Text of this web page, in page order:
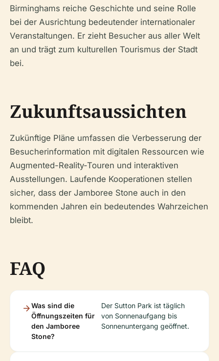
Birminghams reiche Geschichte und seine Rolle
bei der Ausrichtung bedeutender internationaler
Veranstaltungen. Er zieht Besucher aus aller Welt
an und trägt zum kulturellen Tourismus der Stadt
bei.
Zukunftsaussichten
Zukünftige Pläne umfassen die Verbesserung der
Besucherinformation mit digitalen Ressourcen wie
Augmented-Reality-Touren und interaktiven
Ausstellungen. Laufende Kooperationen stellen
sicher, dass der Jamboree Stone auch in den
kommenden Jahren ein bedeutendes Wahrzeichen
bleibt.
FAQ
Was sind die
Öffnungszeiten für
den Jamboree
Stone?
Der Sutton Park ist täglich
von Sonnenaufgang bis
Sonnenuntergang geöffnet.